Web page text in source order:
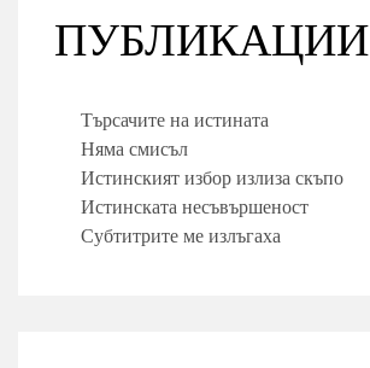
ПУБЛИКАЦИИ
Търсачите на истината
Няма смисъл
Истинският избор излиза скъпо
Истинската несъвършеност
Субтитрите ме излъгаха